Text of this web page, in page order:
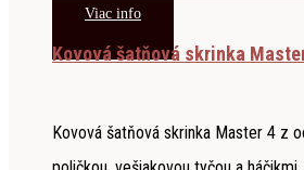
Viac info
Kovová šatňová skrinka
Kovová šatňová skrinka Master 4 z